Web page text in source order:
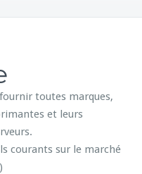
i
toutes marques,
et leurs
courants sur le marché